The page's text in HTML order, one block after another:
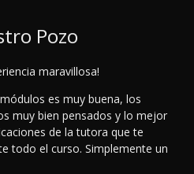
Pozo
maravillosa!
es muy buena, los
muy bien pensados y lo mejor
de la tutora que te
todo el curso. Simplemente un